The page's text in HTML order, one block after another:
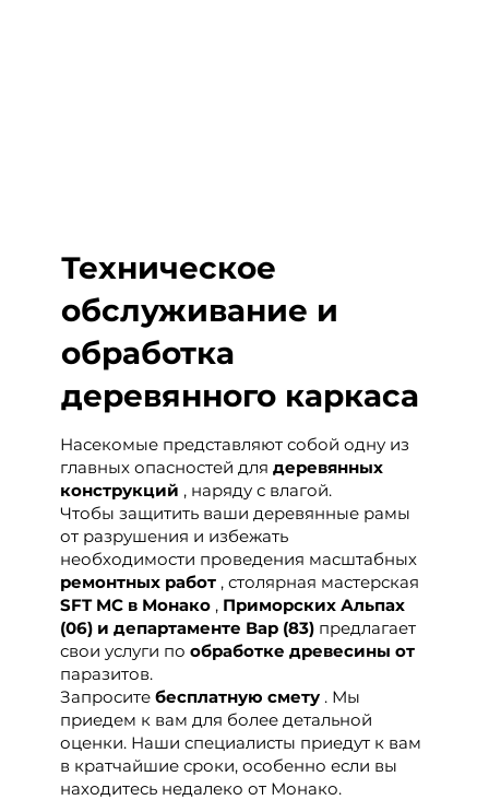
Техническое
обслуживание и
обработка
деревянного каркаса
Насекомые представляют собой одну из
главных опасностей длядеревянных
конструкций , наряду с влагой.
Чтобы защитить ваши деревянные рамы
от разрушения и избежать
необходимости проведения масштабных
ремонтных работ , столярная мастерская
SFT MC в Монако , Приморских Альпах
(06) и департаменте Вар (83) предлагает
свои услуги пообработке древесины от
паразитов.
Запроситебесплатную смету . Мы
приедем к вам для более детальной
оценки. Наши специалисты приедут к вам
в кратчайшие сроки, особенно если вы
находитесь недалеко от Монако.